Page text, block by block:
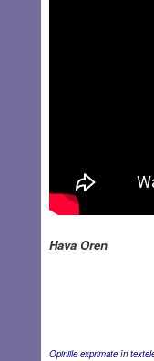
Hava Oren
Opiniile exprimate în